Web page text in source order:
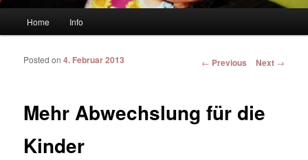
Skip to primary content
Skip to secondary content
Home Info
Post navigation
← Previous Next →
Mehr Abwechslung für die
Kinder
Posted on4. Februar 2013